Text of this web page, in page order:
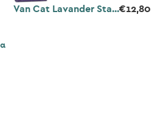
Van Cat Lavander Sta...€12,80